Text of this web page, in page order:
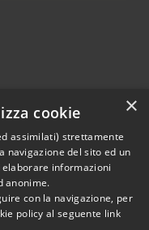
© 2026 • Comune di
Corropoli • Powered by
×
cookie
assimilati) strettamente
navigazione del sito ed un
informazioni
anonime.
con la navigazione, per
policy al seguente link